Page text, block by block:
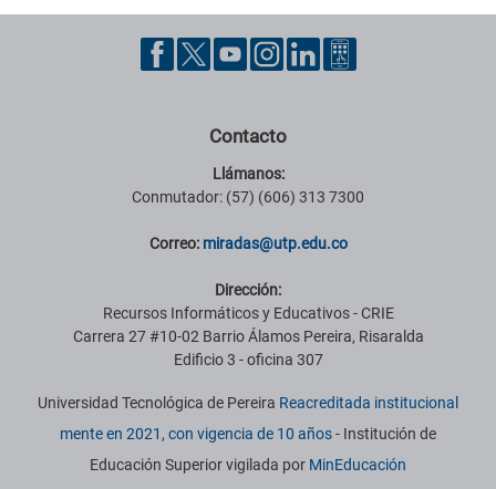
Contacto
Llámanos:
Conmutador: (57) (606) 313 7300
Correo: miradas@utp.edu.co
Dirección:
Recursos Informáticos y Educativos - CRIE
Carrera 27 #10-02 Barrio Álamos Pereira, Risaralda
Edificio 3 - oficina 307
Universidad Tecnológica de Pereira Reacreditada institucional
mente en 2021, con vigencia de 10 años- Institución de
Educación Superior vigilada por MinEducación